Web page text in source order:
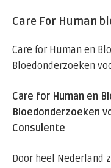
Care For Human
Care for Human en
Bloedonderzoeken
Care for Human en
Bloedonderzoeken
Consulente
Door heel Nederland